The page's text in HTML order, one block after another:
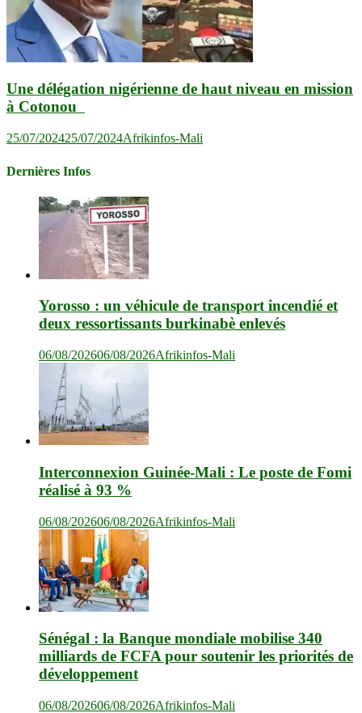
Une délégation nigérienne de haut niveau en mission
à Cotonou
25/07/202425/07/2024Afrikinfos-Mali
Dernières Infos
Yorosso : un véhicule de transport incendié et
deux ressortissants burkinabè enlevés
06/08/202606/08/2026Afrikinfos-Mali
Interconnexion Guinée-Mali : Le poste de Fomi
réalisé à 93 %
06/08/202606/08/2026Afrikinfos-Mali
Sénégal : la Banque mondiale mobilise 340
milliards de FCFA pour soutenir les priorités de
développement
06/08/202606/08/2026Afrikinfos-Mali